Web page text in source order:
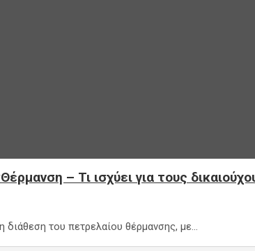
– Τι ισχύει για τους
του πετρελαίου θέρμανσης, με…